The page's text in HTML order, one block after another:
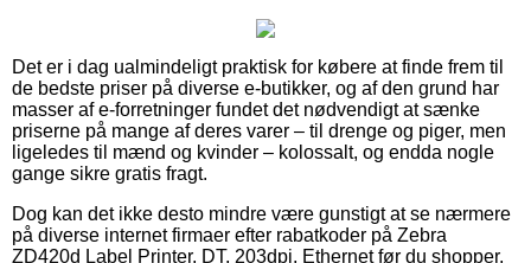
Det er i dag ualmindeligt praktisk for købere at finde frem til
de bedste priser på diverse e-butikker, og af den grund har
masser af e-forretninger fundet det nødvendigt at sænke
priserne på mange af deres varer – til drenge og piger, men
ligeledes til mænd og kvinder – kolossalt, og endda nogle
gange sikre gratis fragt.
Dog kan det ikke desto mindre være gunstigt at se nærmere
på diverse internet firmaer efter rabatkoder på Zebra
ZD420d Label Printer, DT, 203dpi, Ethernet før du shopper,